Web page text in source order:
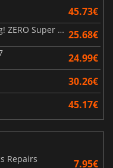
45.73€
DRAGON BALL Sparking! ZERO Super Limit Breaking NEO 25.68€
24.99€
30.26€
45.17€
Repairs
7.95€